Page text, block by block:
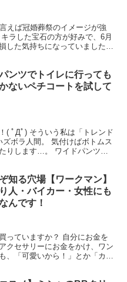
えば冠婚葬祭のイメージが強
ラした宝石の方が好みで、6月
した気持ちになっていました。
ンツでトイレに行っても
ないペチコートを試して
( ﾟДﾟ) そういう私は「トレンド
ボラ人間。 気付けばボトムス
りします…。 ワイドパンツっ
知る穴場【ワークマン】
人・バイカー・女性にも
んです！
っていますか？ 自分にお金を
クセサリーにお金をかけ、ワン
、「可愛いから！」とか「カッ